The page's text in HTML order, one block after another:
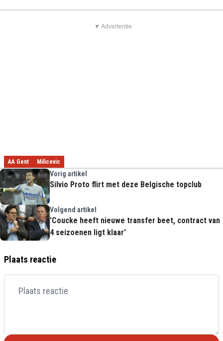
▼ Advertentie
AA Gent Milicevic
Vorig artikel
Silvio Proto flirt met deze Belgische topclub
Volgend artikel
'Coucke heeft nieuwe transfer beet, contract van
4 seizoenen ligt klaar'
Plaats reactie